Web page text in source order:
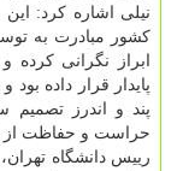
نیلی اشاره کرد:
کشور مبادرت به
ابراز نگرانی
پایدار قرار داده
پند و اندرز
حراست و حفاظت از
رییس دانشگاه